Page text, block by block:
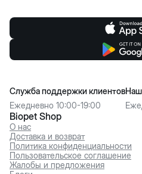
Biopet Shop
О нас
Доставка и возврат
Политика конфиденциальности
Пользовательское соглашение
Жалобы и предложения
Служба поддержки клиентов
Ежедневно 10:00-19:00